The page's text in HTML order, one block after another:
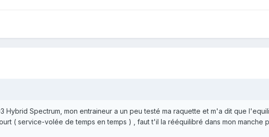
Hybrid Spectrum, mon entraineur a un peu testé ma raquette et m'a dit que
( service-volée de temps en temps ) , faut t'il la rééquilibré dans mon manche